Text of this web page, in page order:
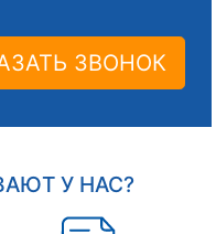
ЗВОНОК
У НАС?